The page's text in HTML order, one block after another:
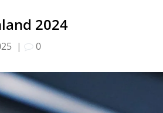
2024
| 0